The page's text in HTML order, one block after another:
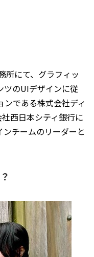
所にて、グラフィッ
ツのUIデザインに従
である株式会社ディ
西日本シティ銀行に
チームのリーダーと